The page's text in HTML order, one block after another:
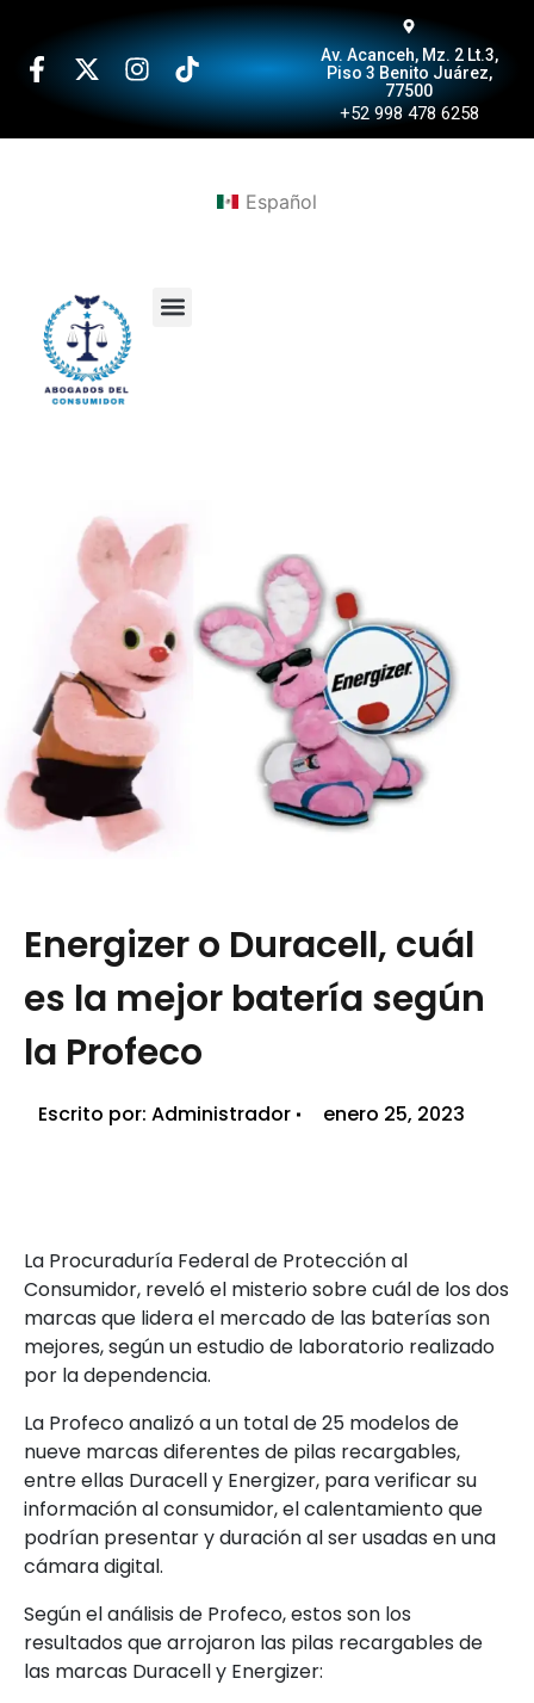
Av. Acanceh, Mz. 2 Lt.3,
Piso 3 Benito Juárez,
77500
+52 998 478 6258
Español
Energizer o Duracell, cuál
es la mejor batería según
la Profeco
Escrito por: Administrador enero 25, 2023
La Procuraduría Federal de Protección al
Consumidor, reveló el misterio sobre cuál de los dos
marcas que lidera el mercado de las baterías son
mejores, según un estudio de laboratorio realizado
por la dependencia.
La Profeco analizó a un total de 25 modelos de
nueve marcas diferentes de pilas recargables,
entre ellas Duracell y Energizer, para verificar su
información al consumidor, el calentamiento que
podrían presentar y duración al ser usadas en una
cámara digital.
Según el análisis de Profeco, estos son los
resultados que arrojaron las pilas recargables de
las marcas Duracell y Energizer: